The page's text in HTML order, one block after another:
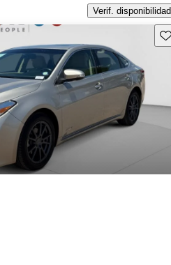
Verif. disponibilidad